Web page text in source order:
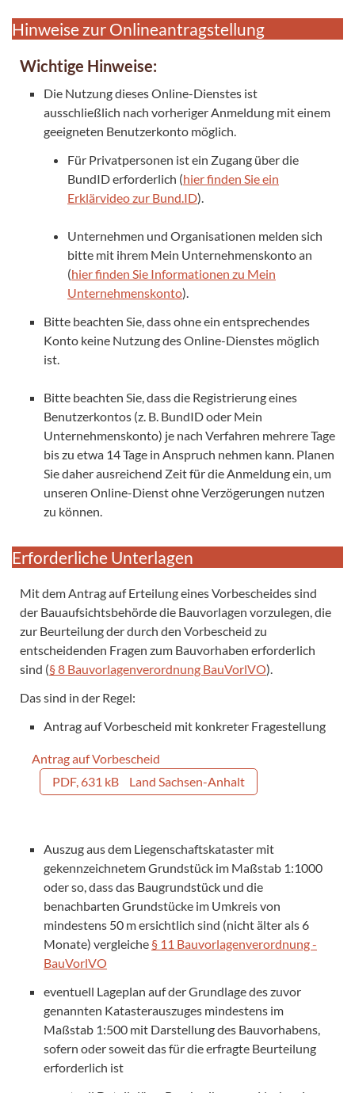
Hinweise zur Onlineantragstellung
Wichtige Hinweise:
Die Nutzung dieses Online-Dienstes ist
ausschließlich nach vorheriger Anmeldung mit einem
geeigneten Benutzerkonto möglich.
Für Privatpersonen ist ein Zugang über die
BundID erforderlich (hier finden Sie ein
Erklärvideo zur Bund.ID).
Unternehmen und Organisationen melden sich
bitte mit ihrem Mein Unternehmenskonto an
(hier finden Sie Informationen zu Mein
Unternehmenskonto).
Bitte beachten Sie, dass ohne ein entsprechendes
Konto keine Nutzung des Online-Dienstes möglich
ist.
Bitte beachten Sie, dass die Registrierung eines
Benutzerkontos (z. B. BundID oder Mein
Unternehmenskonto) je nach Verfahren mehrere Tage
bis zu etwa 14 Tage in Anspruch nehmen kann. Planen
Sie daher ausreichend Zeit für die Anmeldung ein, um
unseren Online-Dienst ohne Verzögerungen nutzen
zu können.
Erforderliche Unterlagen
Mit dem Antrag auf Erteilung eines Vorbescheides sind
der Bauaufsichtsbehörde die Bauvorlagen vorzulegen, die
zur Beurteilung der durch den Vorbescheid zu
entscheidenden Fragen zum Bauvorhaben erforderlich
sind (§ 8 Bauvorlagenverordnung BauVorlVO).
Das sind in der Regel:
Antrag auf Vorbescheid mit konkreter Fragestellung
Antrag auf Vorbescheid
PDF, 631 kB
Land Sachsen-Anhalt
Auszug aus dem Liegenschaftskataster mit
gekennzeichnetem Grundstück im Maßstab 1:1000
oder so, dass das Baugrundstück und die
benachbarten Grundstücke im Umkreis von
mindestens 50 m ersichtlich sind (nicht älter als 6
Monate) vergleiche § 11 Bauvorlagenverordnung -
BauVorlVO
eventuell Lageplan auf der Grundlage des zuvor
genannten Katasterauszuges mindestens im
Maßstab 1:500 mit Darstellung des Bauvorhabens,
sofern oder soweit das für die erfragte Beurteilung
erforderlich ist